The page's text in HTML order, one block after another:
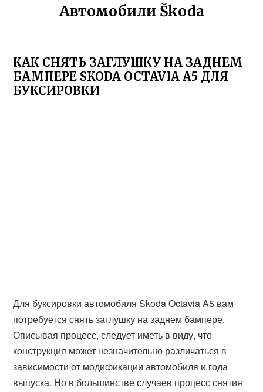
Автомобили Škoda
КАК СНЯТЬ ЗАГЛУШКУ НА ЗАДНЕМ
БАМПЕРЕ SKODA OCTAVIA A5 ДЛЯ
БУКСИРОВКИ
Для буксировки автомобиля Skoda Octavia A5 вам
потребуется снять заглушку на заднем бампере.
Описывая процесс, следует иметь в виду, что
конструкция может незначительно различаться в
зависимости от модификации автомобиля и года
выпуска. Но в большинстве случаев процесс снятия